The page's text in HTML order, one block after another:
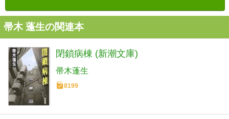
帚木 蓬生の関連本
閉鎖病棟 (新潮文庫)
帚木蓬生
8199